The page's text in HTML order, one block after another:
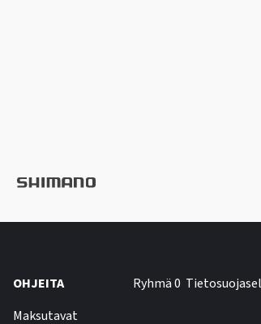
OHJEITA
Maksutavat
Ryhmä 0